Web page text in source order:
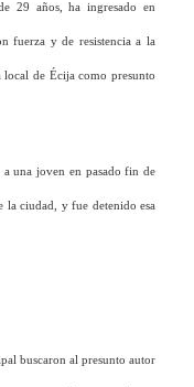
29 años, ha ingresado en
fuerza y de resistencia a la
de Écija como presunto
una joven en pasado fin de
la ciudad, y fue detenido esa
buscaron al presunto autor